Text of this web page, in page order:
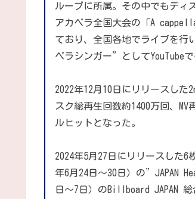
ループに所属。その中でもディ
アカペラ全国大会の「A
ており、全国各地でライブを行
ペラシンガー”としてYouTubeで
2022年12月10日にリリースし
スク総再生回数約1400万回、
ルヒットとなった。
2024年5月27日にリリースした6
年6月24日〜30日）の”JAPAN
日〜7日）のBillboard JAPAN